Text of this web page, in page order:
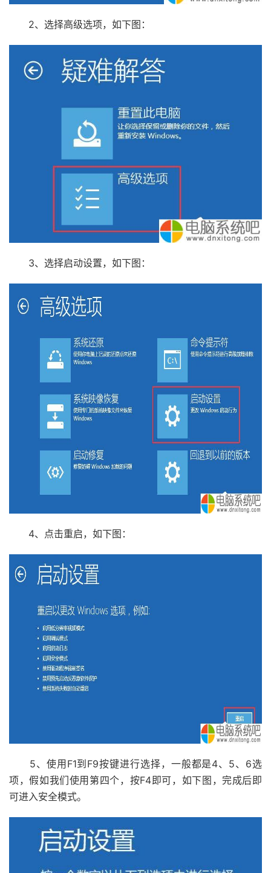
2、选择高级选项，如下图：
3、选择启动设置，如下图：
4、点击重启，如下图：
5、使用F1到F9按键进行选择，一般都是4、5、6选
项，假如我们使用第四个，按F4即可，如下图，完成后即
可进入安全模式。